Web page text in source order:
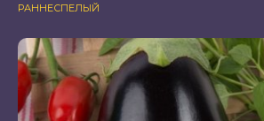
РАННЕСПЕЛЫЙ